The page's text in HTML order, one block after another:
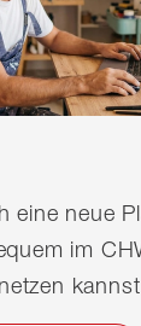
eine neue
im